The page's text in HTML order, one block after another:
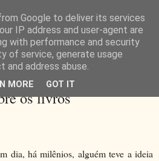
os livros
dia, há milênios, alguém teve a ideia
Google to deliver its services
IP address and user-agent are
with performance and security
of service, generate usage
address abuse.
MORE GOT IT